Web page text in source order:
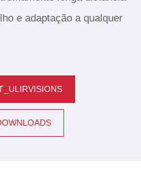
e adaptação a qualquer